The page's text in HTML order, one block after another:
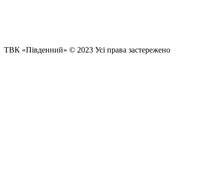
ТВК «Південний» © 2023 Усі права застережено